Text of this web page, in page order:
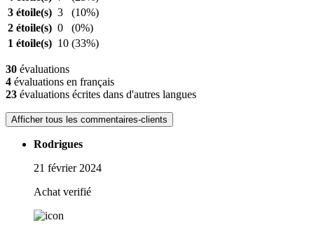
3 étoile(s) 3
(10%)
2 étoile(s) 0
(0%)
1 étoile(s) 10 (33%)
30 évaluations
4 évaluations en français
23 évaluations écrites dans d'autres langues
Afficher tous les commentaires-clients
Rodrigues
21 février 2024
Achat verifié